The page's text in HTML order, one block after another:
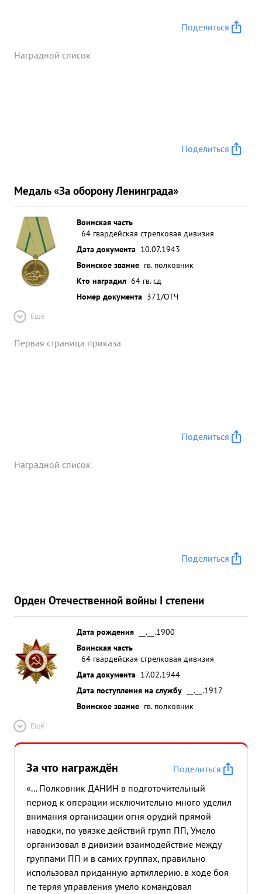
Поделиться
Наградной список
Поделиться
Медаль «За оборону Ленинграда»
Воинская часть
64 гвардейская стрелковая дивизия
Дата документа 10.07.1943
Воинское звание гв. полковник
Кто наградил 64 гв. сд
Номер документа 371/ОТЧ
Ещё
Первая страница приказа
Поделиться
Наградной список
Поделиться
Орден Отечественной войны I степени
Дата рождения
__.__.1900
Воинская часть
64 гвардейская стрелковая дивизия
Дата документа 17.02.1944
Дата поступления на службу
__.__.1917
Воинское звание гв. полковник
Ещё
За что награждён
Поделиться
«... Полковник ДАНИН в подготочительный
период к операции исключительно много уделил
внимания организации огня орудий прямой
наводки, по увязке действий групп ПП, Умело
организовал в дивизии взаимодействие между
группами ПП и в самих группах, правильно
использовал приданную артиллерию. в ходе боя
пе теряя управления умело командовал